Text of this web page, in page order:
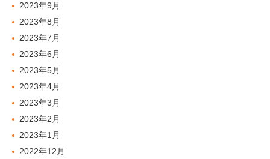
2023年9月
2023年8月
2023年7月
2023年6月
2023年5月
2023年4月
2023年3月
2023年2月
2023年1月
2022年12月